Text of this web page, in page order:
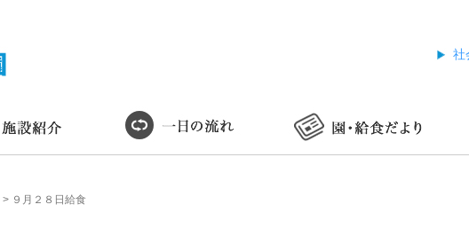
社
> ９月２８日給食